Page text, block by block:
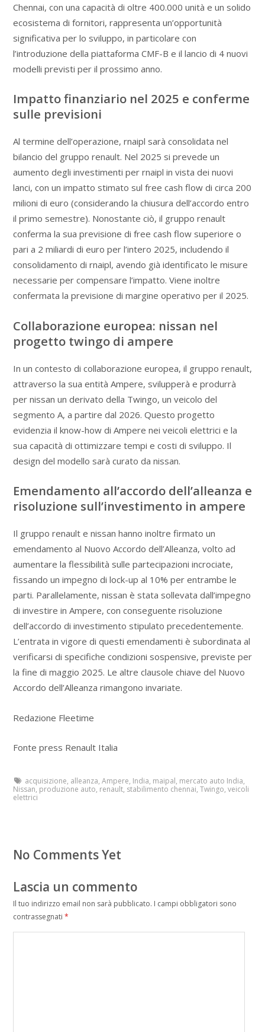
Chennai, con una capacità di oltre 400.000 unità e un solido
ecosistema di fornitori, rappresenta un’opportunità
significativa per lo sviluppo, in particolare con
l’introduzione della piattaforma CMF-B e il lancio di 4 nuovi
modelli previsti per il prossimo anno.
Impatto finanziario nel 2025 e conferme
sulle previsioni
Al termine dell’operazione, rnaipl sarà consolidata nel
bilancio del gruppo renault. Nel 2025 si prevede un
aumento degli investimenti per rnaipl in vista dei nuovi
lanci, con un impatto stimato sul free cash flow di circa 200
milioni di euro (considerando la chiusura dell’accordo entro
il primo semestre). Nonostante ciò, il gruppo renault
conferma la sua previsione di free cash flow superiore o
pari a 2 miliardi di euro per l’intero 2025, includendo il
consolidamento di rnaipl, avendo già identificato le misure
necessarie per compensare l’impatto. Viene inoltre
confermata la previsione di margine operativo per il 2025.
Collaborazione europea: nissan nel
progetto twingo di ampere
In un contesto di collaborazione europea, il gruppo renault,
attraverso la sua entità Ampere, svilupperà e produrrà
per nissan un derivato della Twingo, un veicolo del
segmento A, a partire dal 2026. Questo progetto
evidenzia il know-how di Ampere nei veicoli elettrici e la
sua capacità di ottimizzare tempi e costi di sviluppo. Il
design del modello sarà curato da nissan.
Emendamento all’accordo dell’alleanza e
risoluzione sull’investimento in ampere
Il gruppo renault e nissan hanno inoltre firmato un
emendamento al Nuovo Accordo dell’Alleanza, volto ad
aumentare la flessibilità sulle partecipazioni incrociate,
fissando un impegno di lock-up al 10% per entrambe le
parti. Parallelamente, nissan è stata sollevata dall’impegno
di investire in Ampere, con conseguente risoluzione
dell’accordo di investimento stipulato precedentemente.
L’entrata in vigore di questi emendamenti è subordinata al
verificarsi di specifiche condizioni sospensive, previste per
la fine di maggio 2025. Le altre clausole chiave del Nuovo
Accordo dell’Alleanza rimangono invariate.
Redazione Fleetime
Fonte press Renault Italia
acquisizione, alleanza,Ampere, India, maipal, mercato auto India,
Nissan, produzione auto, renault, stabilimento chennai, Twingo, veicoli
elettrici
No Comments Yet
Lascia un commento
Il tuo indirizzo email non sarà pubblicato. I campi obbligatori sono
contrassegnati *